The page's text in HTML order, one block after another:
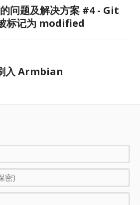
问题及解决方案 #4 - Git
标记为 modified
入 Armbian